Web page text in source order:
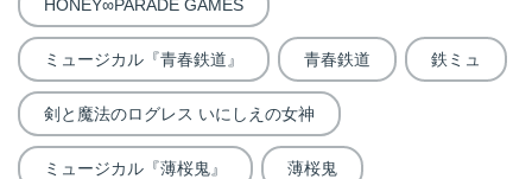
HONEY∞PARADE GAMES
ミュージカル『青春鉄道』 青春鉄道 鉄ミュ
剣と魔法のログレス いにしえの女神
ミュージカル『薄桜鬼』 薄桜鬼